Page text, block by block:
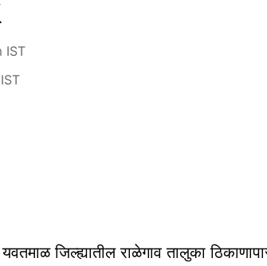
IST
IST
यवतमाळ जिल्ह्यातील राळेगाव तालुका